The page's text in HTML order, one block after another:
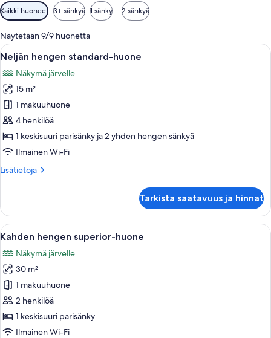
Huoneille
saatavilla
olevia
suodattimia
Kaikki huoneet 3+ sänkyä 1 sänky 2 sänkyä
Näytetään 9/9 huonetta
Avaa
kaikki
huonetyypin
Neljän
hengen
standard-
huone
kuvat
Huoneessa on kaksi sänkyä, puinen
3
Neljän hengen standard-huone
Näkymä järvelle
15 m²
1 makuuhuone
4 henkilöä
1 keskisuuri parisänky ja 2 yhden hengen sänkyä
Ilmainen Wi-Fi
Lisätietoja
Lisätietoja
standard-
huone
Tarkista saatavuus ja hinnat
Avaa
kaikki
huonetyypin
Kahden
hengen
superior-
huone
kuvat
Puinen portaikko, jossa on kaide,
9
Kahden hengen superior-huone
Näkymä järvelle
30 m²
1 makuuhuone
2 henkilöä
1 keskisuuri parisänky
Ilmainen Wi-Fi